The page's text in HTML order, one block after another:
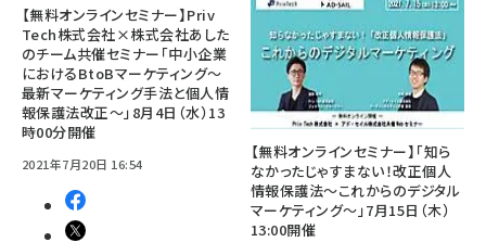
【無料オンラインセミナー】Priv
Tech株式会社×株式会社あした
のチーム共催セミナー「中小企業
におけるBtoBマーケティング～
最新マーケティング手法と個人情
報保護法改正～」8月4日（水）13
時00分開催
2021年7月20日 16:54
【無料オンラインセミナー】「知ら
なかったじゃすまない！改正個人
情報保護法～これからのデジタル
マーケティング～」7月15日（木）
13:00開催